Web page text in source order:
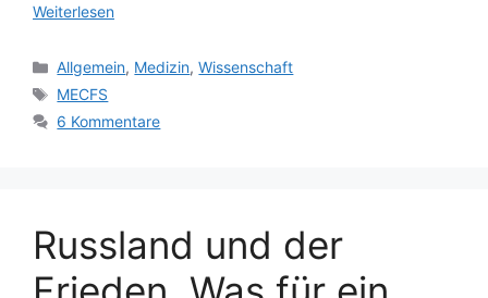
Weiterlesen
Kategorien
Allgemein, Medizin,Wissenschaft
Schlagwörter
MECFS
6 Kommentare
Russland und der